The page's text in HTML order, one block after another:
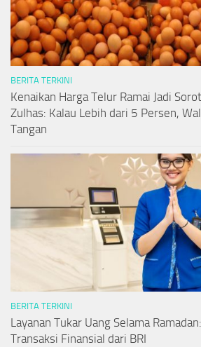
BERITA TERKINI
Kenaikan Harga Telur Ramai Jadi
Zulhas: Kalau Lebih dari 5 Persen,
Tangan
BERITA TERKINI
Layanan Tukar Uang Selama
Transaksi Finansial dari BRI